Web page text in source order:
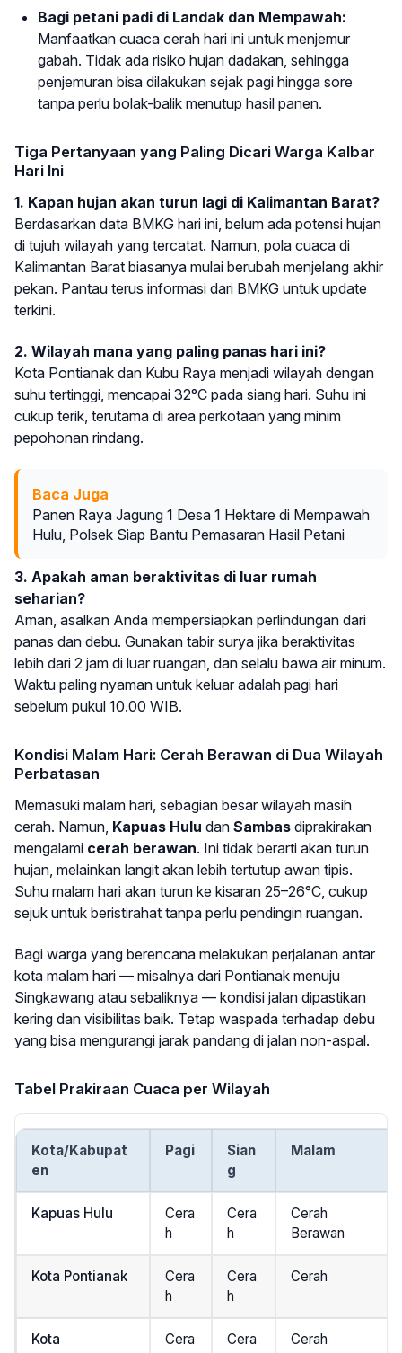
Bagi petani padi di Landak dan Mempawah:
Manfaatkan cuaca cerah hari ini untuk menjemur
gabah. Tidak ada risiko hujan dadakan, sehingga
penjemuran bisa dilakukan sejak pagi hingga sore
tanpa perlu bolak-balik menutup hasil panen.
Tiga Pertanyaan yang Paling Dicari Warga Kalbar
Hari Ini
1. Kapan hujan akan turun lagi di Kalimantan Barat?
Berdasarkan data BMKG hari ini, belum ada potensi hujan
di tujuh wilayah yang tercatat. Namun, pola cuaca di
Kalimantan Barat biasanya mulai berubah menjelang akhir
pekan. Pantau terus informasi dari BMKG untuk update
terkini.
2. Wilayah mana yang paling panas hari ini?
Kota Pontianak dan Kubu Raya menjadi wilayah dengan
suhu tertinggi, mencapai 32°C pada siang hari. Suhu ini
cukup terik, terutama di area perkotaan yang minim
pepohonan rindang.
Baca Juga
Panen Raya Jagung 1 Desa 1 Hektare di Mempawah
Hulu, Polsek Siap Bantu Pemasaran Hasil Petani
3. Apakah aman beraktivitas di luar rumah
seharian?
Aman, asalkan Anda mempersiapkan perlindungan dari
panas dan debu. Gunakan tabir surya jika beraktivitas
lebih dari 2 jam di luar ruangan, dan selalu bawa air minum.
Waktu paling nyaman untuk keluar adalah pagi hari
sebelum pukul 10.00 WIB.
Kondisi Malam Hari: Cerah Berawan di Dua Wilayah
Perbatasan
Memasuki malam hari, sebagian besar wilayah masih
cerah. Namun, Kapuas Hulu dan Sambas diprakirakan
mengalami cerah berawan. Ini tidak berarti akan turun
hujan, melainkan langit akan lebih tertutup awan tipis.
Suhu malam hari akan turun ke kisaran 25–26°C, cukup
sejuk untuk beristirahat tanpa perlu pendingin ruangan.
Bagi warga yang berencana melakukan perjalanan antar
kota malam hari — misalnya dari Pontianak menuju
Singkawang atau sebaliknya — kondisi jalan dipastikan
kering dan visibilitas baik. Tetap waspada terhadap debu
yang bisa mengurangi jarak pandang di jalan non-aspal.
Tabel Prakiraan Cuaca per Wilayah
Kota/Kabupat
en
Pagi
Sian
g
Malam
Kapuas Hulu
Cera
h
Cera
h
Cerah
Berawan
Kota Pontianak
Cera
h
Cera
h
Cerah
Kota
Cera
Cera
Cerah